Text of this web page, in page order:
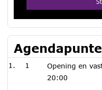
1
Opening en
20:00